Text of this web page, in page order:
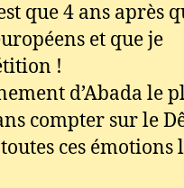
que 4 ans après
et que je
!
d’Abada le
compter sur le
ces émotions